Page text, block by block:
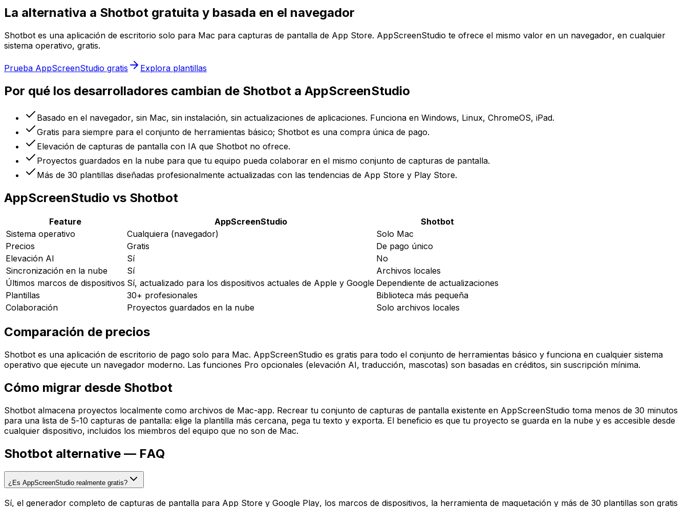
La alternativa a Shotbot gratuita y basada en el navegador
Shotbot es una aplicación de escritorio solo para Mac para capturas de pantalla de App Store. AppScreenStudio te ofrece el mismo valor en un navegador, en cualquier
sistema operativo, gratis.
Prueba AppScreenStudio gratis Explora plantillas
Por qué los desarrolladores cambian de Shotbot a AppScreenStudio
Basado en el navegador, sin Mac, sin instalación, sin actualizaciones de aplicaciones. Funciona en Windows, Linux, ChromeOS, iPad.
Gratis para siempre para el conjunto de herramientas básico; Shotbot es una compra única de pago.
Elevación de capturas de pantalla con IA que Shotbot no ofrece.
Proyectos guardados en la nube para que tu equipo pueda colaborar en el mismo conjunto de capturas de pantalla.
Más de 30 plantillas diseñadas profesionalmente actualizadas con las tendencias de App Store y Play Store.
AppScreenStudio vs Shotbot
Feature AppScreenStudio
Shotbot
Sistema operativo
Cualquiera (navegador)
Solo Mac
Precios
Gratis
De pago único
Elevación AI
Sí
No
Sincronización en la nube
Sí
Archivos locales
Últimos marcos de dispositivos Sí, actualizado para los dispositivos actuales de Apple y Google Dependiente de actualizaciones
Plantillas
30+ profesionales
Biblioteca más pequeña
Colaboración
Proyectos guardados en la nube Solo archivos locales
Comparación de precios
Shotbot es una aplicación de escritorio de pago solo para Mac. AppScreenStudio es gratis para todo el conjunto de herramientas básico y funciona en cualquier sistema
operativo que ejecute un navegador moderno. Las funciones Pro opcionales (elevación AI, traducción, mascotas) son basadas en créditos, sin suscripción mínima.
Cómo migrar desde Shotbot
Shotbot almacena proyectos localmente como archivos de Mac-app. Recrear tu conjunto de capturas de pantalla existente en AppScreenStudio toma menos de 30 minutos
para una lista de 5-10 capturas de pantalla: elige la plantilla más cercana, pega tu texto y exporta. El beneficio es que tu proyecto se guarda en la nube y es accesible desde
cualquier dispositivo, incluidos los miembros del equipo que no son de Mac.
Shotbot alternative — FAQ
¿Es AppScreenStudio realmente gratis?
Sí, el generador completo de capturas de pantalla para App Store y Google Play, los marcos de dispositivos, la herramienta de maquetación y más de 30 plantillas son gratis